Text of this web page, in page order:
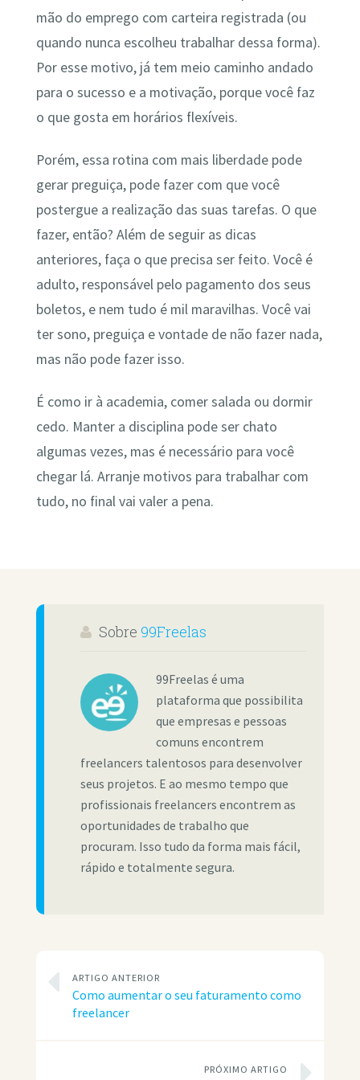
mão do emprego com carteira registrada (ou
quando nunca escolheu trabalhar dessa forma).
Por esse motivo, já tem meio caminho andado
para o sucesso e a motivação, porque você faz
o que gosta em horários flexíveis.
Porém, essa rotina com mais liberdade pode
gerar preguiça, pode fazer com que você
postergue a realização das suas tarefas. O que
fazer, então? Além de seguir as dicas
anteriores, faça o que precisa ser feito. Você é
adulto, responsável pelo pagamento dos seus
boletos, e nem tudo é mil maravilhas. Você vai
ter sono, preguiça e vontade de não fazer nada,
mas não pode fazer isso.
É como ir à academia, comer salada ou dormir
cedo. Manter a disciplina pode ser chato
algumas vezes, mas é necessário para você
chegar lá. Arranje motivos para trabalhar com
tudo, no final vai valer a pena.
Sobre 99Freelas
99Freelas é uma
plataforma que possibilita
que empresas e pessoas
comuns encontrem
freelancers talentosos para desenvolver
seus projetos. E ao mesmo tempo que
profissionais freelancers encontrem as
oportunidades de trabalho que
procuram. Isso tudo da forma mais fácil,
rápido e totalmente segura.
ARTIGO ANTERIOR
Como aumentar o seu faturamento como
freelancer
PRÓXIMO ARTIGO